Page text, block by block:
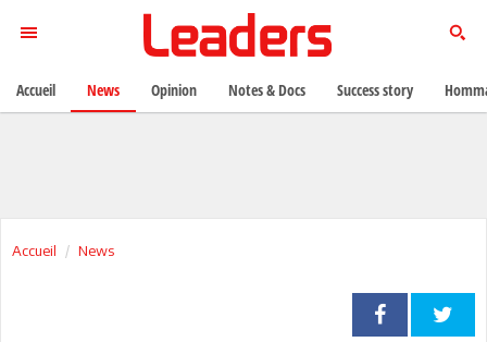
Accueil News
Accueil News Opinion Notes & Docs Success story